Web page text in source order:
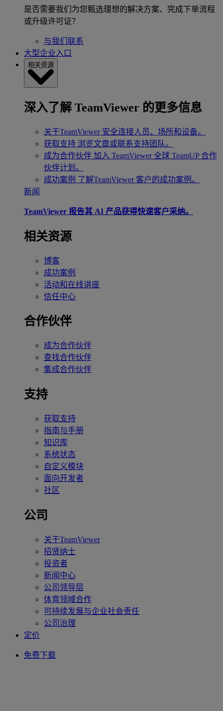
是否需要我们为您甄选理想的解决方案、完成下单流程
或升级许可证？
与我们联系
大型企业入口
相关资源
深入了解 TeamViewer 的更多信息
关于TeamViewer 安全连接人员、场所和设备。
获取支持 浏览文章或联系支持团队。
成为合作伙伴 加入 TeamViewer 全球 TeamUP 合作
伙伴计划。
成功案例 了解TeamViewer 客户的成功案例。
新闻
TeamViewer 报告其 AI 产品获得快速客户采纳。
相关资源
博客
成功案例
活动和在线讲座
信任中心
合作伙伴
成为合作伙伴
查找合作伙伴
集成合作伙伴
支持
获取支持
指南与手册
知识库
系统状态
自定义模块
面向开发者
社区
公司
关于TeamViewer
招贤纳士
投资者
新闻中心
公司领导层
体育领域合作
可持续发展与企业社会责任
公司治理
定价
免费下载